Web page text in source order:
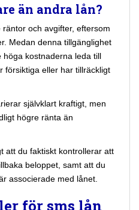
än andra lån?
och avgifter, eftersom
Medan denna tillgänglighet
höga kostnaderna leda till
försiktiga eller har tillräckligt
självklart kraftigt, men
högre ränta än
att du faktiskt kontrollerar att
beloppet, samt att du
associerade med lånet.
för sms lån